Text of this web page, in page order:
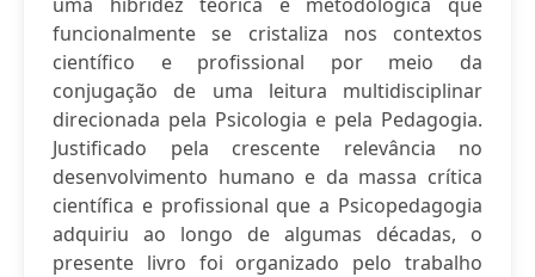
funcionalmente se cristaliza nos contextos
científico e profissional por meio da
conjugação de uma leitura multidisciplinar
direcionada pela Psicologia e pela Pedagogia.
Justificado pela crescente relevância no
desenvolvimento humano e da massa crítica
científica e profissional que a Psicopedagogia
adquiriu ao longo de algumas décadas, o
presente livro foi organizado pelo trabalho